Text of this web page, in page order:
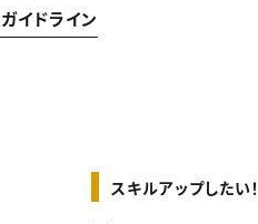
イドライン
スキルアップしたい！